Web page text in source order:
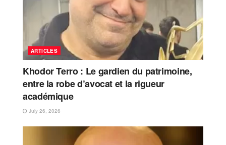
ARTICLES
Khodor Terro : Le gardien du patrimoine,
entre la robe d’avocat et la rigueur
académique
July 26, 2026